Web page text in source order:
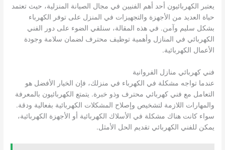
يعتبر الكهربائيون أحد أهم الفنيين في مجال الصيانة المنزلية، حيث تعتمد
حياة العديد من الأجهزة والتجهيزات في المنزل على توفر الكهرباء
بشكل سليم وآمن. في هذه المقالة، سنلقي الضوء على دور الفني
الكهربائي في المنازل وأهمية توظيف محترف لضمان سلامة وجودة
الأعمال الكهربائية.
فني كهربائي منازل الفروانية
عندما تواجه مشكلة في الكهرباء في منزلك، فإن الخيار الأفضل هو
التعامل مع فني كهربائي محترف وذو خبرة. يتمتع الكهربائيون بالمعرفة
والمهارات اللازمة لتشخيص وإصلاح المشكلات الكهربائية بفعالية ودقة.
سواء كانت هناك مشكلة في الأسلاك الكهربائية أو الأجهزة الكهربائية،
يمكن للفني الكهربائي تقديم الحل الأمثل.